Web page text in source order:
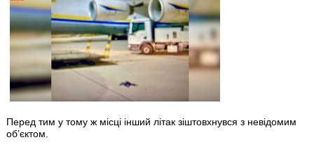
Перед тим у тому ж місці інший літак зіштовхнувся з невідомим
об’єктом.